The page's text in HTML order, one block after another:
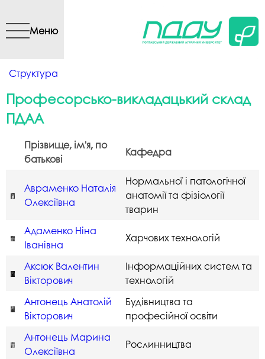
вмісту
Меню
Ви є тут
Структура
Професорсько-викладацький склад
ПДАА
Прізвище, ім'я, по
батькові
Кафедра
Авраменко Наталія
Олексіївна
Нормальної і патологічної
анатомії та фізіології
тварин
Адаменко Ніна
Іванівна
Харчових технологій
Аксюк Валентин
Вікторович
Інформаційних систем та
технологій
Антонець Анатолій
Вікторович
Будівництва та
професійної освіти
Антонець Марина
Олексіївна
Рослинництва